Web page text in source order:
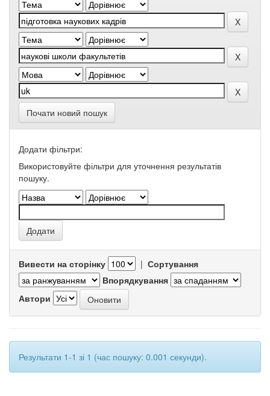
Почати новий пошук
Додати фільтри:
Використовуйте фільтри для уточнення результатів
пошуку.
Вивести на сторінку | Сортування
Впорядкування
Автори
Результати 1-1 зі 1 (час пошуку: 0.001 секунди).